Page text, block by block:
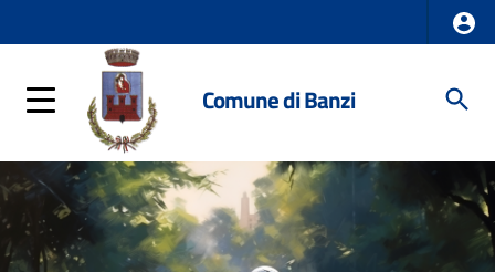
Comune di Banzi